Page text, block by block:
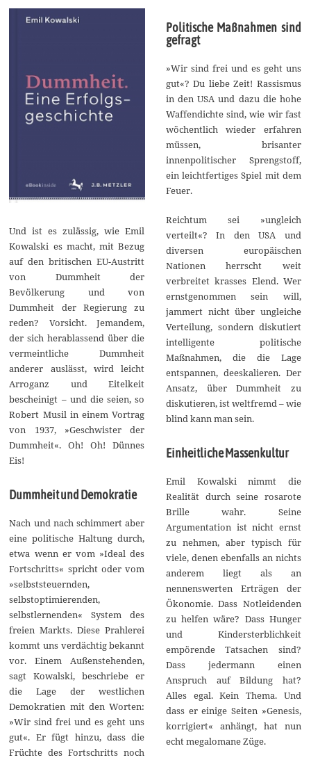
Und ist es zulässig, wie Emil
Kowalski es macht, mit Bezug
auf den britischen EU-Austritt
von Dummheit der
Bevölkerung und von
Dummheit der Regierung zu
reden? Vorsicht. Jemandem,
der sich herablassend über die
vermeintliche Dummheit
anderer auslässt, wird leicht
Arroganz und Eitelkeit
bescheinigt – und die seien, so
Robert Musil in einem Vortrag
von 1937, »Geschwister der
Dummheit«. Oh! Oh! Dünnes
Eis!
Dummheit und Demokratie
Nach und nach schimmert aber
eine politische Haltung durch,
etwa wenn er vom »Ideal des
Fortschritts« spricht oder vom
»selbststeuernden,
selbstoptimierenden,
selbstlernenden« System des
freien Markts. Diese Prahlerei
kommt uns verdächtig bekannt
vor. Einem Außenstehenden,
sagt Kowalski, beschriebe er
die Lage der westlichen
Demokratien mit den Worten:
»Wir sind frei und es geht uns
gut«. Er fügt hinzu, dass die
Früchte des Fortschritts noch
Politische Maßnahmen sind
gefragt
»Wir sind frei und es geht uns
gut«? Du liebe Zeit! Rassismus
in den USA und dazu die hohe
Waffendichte sind, wie wir fast
wöchentlich wieder erfahren
müssen, brisanter
innenpolitischer Sprengstoff,
ein leichtfertiges Spiel mit dem
Feuer.
Reichtum sei »ungleich
verteilt«? In den USA und
diversen europäischen
Nationen herrscht weit
verbreitet krasses Elend. Wer
ernstgenommen sein will,
jammert nicht über ungleiche
Verteilung, sondern diskutiert
intelligente politische
Maßnahmen, die die Lage
entspannen, deeskalieren. Der
Ansatz, über Dummheit zu
diskutieren, ist weltfremd – wie
blind kann man sein.
Einheitliche Massenkultur
Emil Kowalski nimmt die
Realität durch seine rosarote
Brille wahr. Seine
Argumentation ist nicht ernst
zu nehmen, aber typisch für
viele, denen ebenfalls an nichts
anderem liegt als an
nennenswerten Erträgen der
Ökonomie. Dass Notleidenden
zu helfen wäre? Dass Hunger
und Kindersterblichkeit
empörende Tatsachen sind?
Dass jedermann einen
Anspruch auf Bildung hat?
Alles egal. Kein Thema. Und
dass er einige Seiten »Genesis,
korrigiert« anhängt, hat nun
echt megalomane Züge.